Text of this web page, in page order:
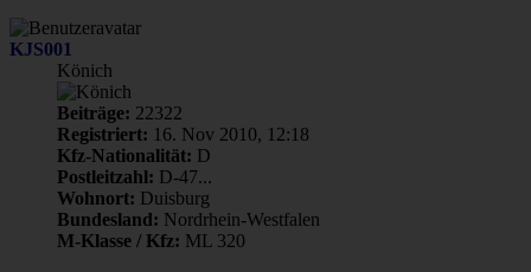
KJS001
Könich
Beiträge: 22322
Registriert: 16. Nov 2010, 12:18
Kfz-Nationalität: D
Postleitzahl: D-47...
Wohnort: Duisburg
Bundesland: Nordrhein-Westfalen
M-Klasse / Kfz: ML 320